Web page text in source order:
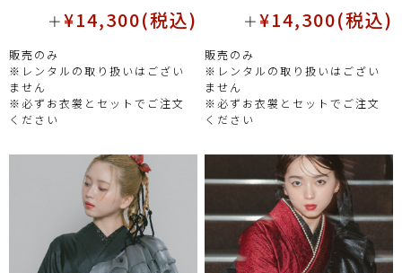
＋¥14,300(税込)
販売のみ
※レンタルの取り扱いはござい
ません
※必ずお衣裳とセットでご注文
ください
＋¥14,300(税込)
販売のみ
※レンタルの取り扱いはござい
ません
※必ずお衣裳とセットでご注文
ください